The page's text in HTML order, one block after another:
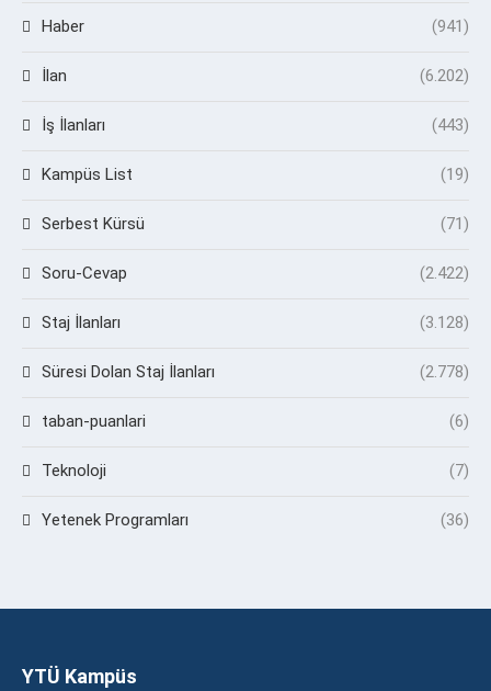
Haber (941)
İlan (6.202)
İş İlanları (443)
Kampüs List (19)
Serbest Kürsü (71)
Soru-Cevap (2.422)
Staj İlanları (3.128)
Süresi Dolan Staj İlanları (2.778)
taban-puanlari (6)
Teknoloji (7)
Yetenek Programları (36)
YTÜ Kampüs